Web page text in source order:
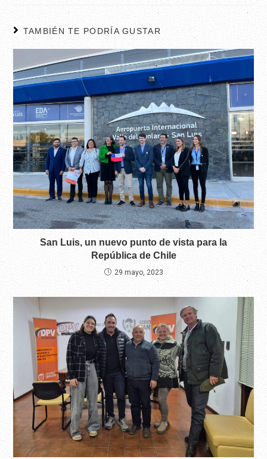
TAMBIÉN TE PODRÍA GUSTAR
San Luis, un nuevo punto de vista para la
República de Chile
29 mayo, 2023